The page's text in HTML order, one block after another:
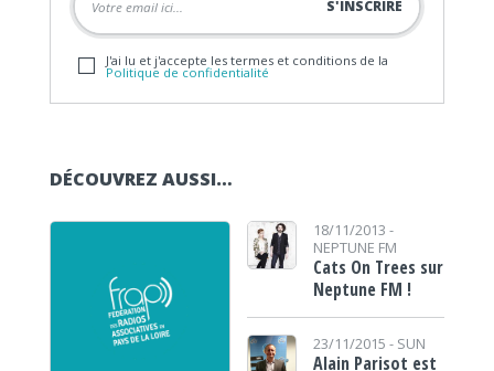
J'ai lu et j'accepte les termes et conditions de la
Politique de confidentialité
DÉCOUVREZ AUSSI…
18/11/2013 -
NEPTUNE FM
Cats On Trees sur
Neptune FM !
23/11/2015 - SUN
Alain Parisot est